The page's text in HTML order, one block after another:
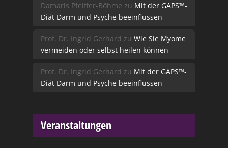
Damaris Pfeiffer-Böhme zu Mit der GAPS™-
Diät Darm und Psyche beeinflussen
Prof. Dr. Ingrid Gerhard zu Wie Sie Myome
vermeiden oder selbst heilen können
Prof. Dr. Ingrid Gerhard zu Mit der GAPS™-
Diät Darm und Psyche beeinflussen
Veranstaltungen